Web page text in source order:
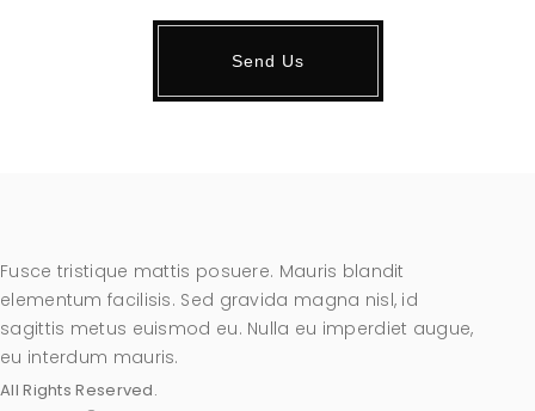
Fusce tristique mattis posuere. Mauris blandit
elementum facilisis. Sed gravida magna nisl, id
sagittis metus euismod eu. Nulla eu imperdiet augue,
eu interdum mauris.
All Rights Reserved.